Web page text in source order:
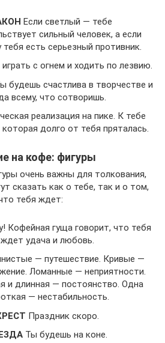
Если светлый — тебе
сильный человек, а если
есть серьезный противник.
с огнем и ходить по лезвию.
будешь счастлива в творчестве и
всему, что сотворишь.
реализация на пике. К тебе
долго от тебя пряталась.
на кофе: фигуры
очень важны для толкования,
сказать как о тебе, так и о том,
тебя ждет:
Кофейная гуща говорит, что тебя
ждет удача и любовь.
— путешествие. Кривые —
Ломанные — неприятности.
и длинная — постоянство. Одна
— нестабильность.
Праздник скоро.
Ты будешь на коне.